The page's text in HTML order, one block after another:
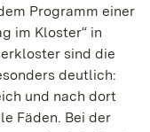
Programm einer
im Kloster“ in
sind die
deutlich:
und nach dort
Fäden. Bei der